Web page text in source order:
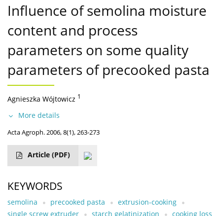
Influence of semolina moisture
content and process
parameters on some quality
parameters of precooked pasta
Agnieszka Wójtowicz 1
More details
Acta Agroph. 2006, 8(1), 263-273
Article (PDF)
KEYWORDS
semolina precooked pasta
extrusion-cooking
single screw extruder
starch gelatinization cooking loss